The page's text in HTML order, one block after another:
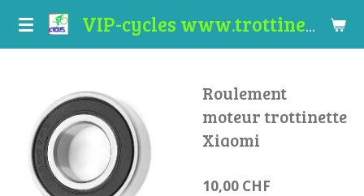
Passer
VIP-cycles www.trottinettes-valais.ch
Roulement
moteur trottinette
Xiaomi
10,00 CHF